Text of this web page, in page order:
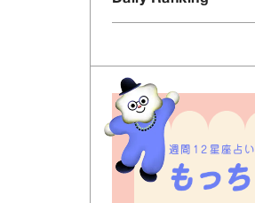
週間12星座占い